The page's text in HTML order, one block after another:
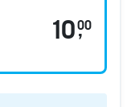
10,
00